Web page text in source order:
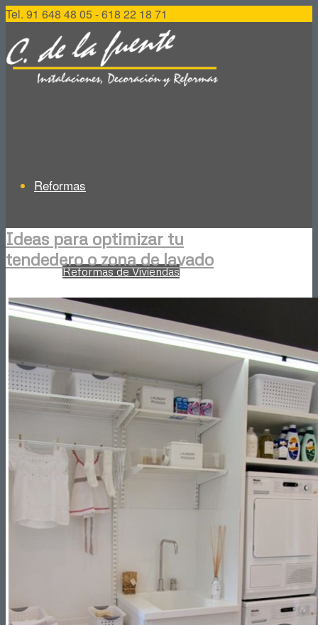
Tel. 91 648 48 05 - 618 22 18 71
Reformas
Reformas de Viviendas
Reformas de Baños
Reformas de Terrazas
Reformas de Jardines
Ideas para optimizar tu
tendedero o zona de lavado